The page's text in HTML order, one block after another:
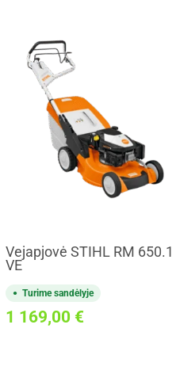
Vejapjovė STIHL RM 650.1
VE
Turime sandėlyje
1 169,00 €